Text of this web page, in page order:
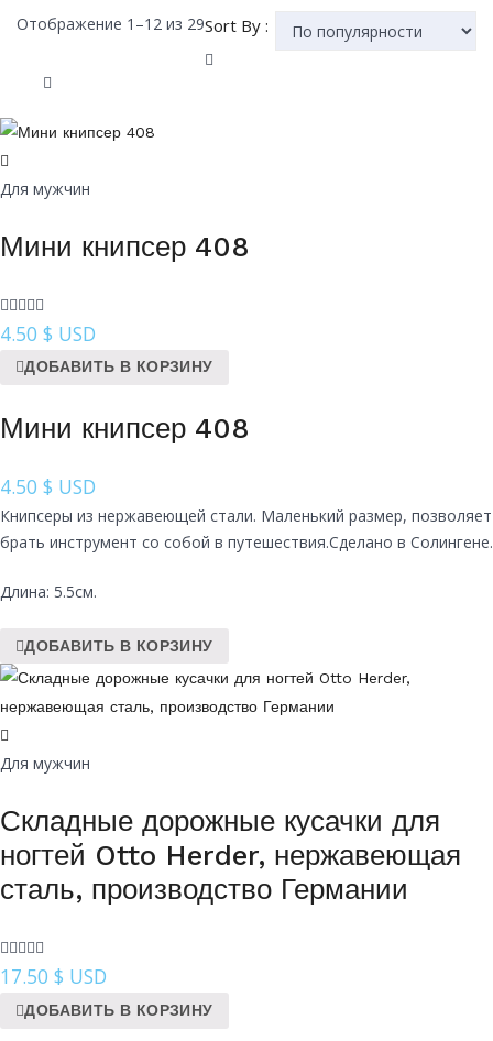
Отображение 1–12 из 29Сортировка:
по
Sort By :
Для мужчин
Мини книпсер 408
4.50 $ USD
ДОБАВИТЬ В КОРЗИНУ
Мини книпсер 408
4.50 $ USD
Книпсеры из нержавеющей стали. Маленький размер, позволяет
брать инструмент со собой в путешествия.Сделано в Солингене.
Длина: 5.5см.
ДОБАВИТЬ В КОРЗИНУ
Для мужчин
Складные дорожные кусачки для
ногтей Otto Herder, нержавеющая
сталь, производство Германии
17.50 $ USD
ДОБАВИТЬ В КОРЗИНУ